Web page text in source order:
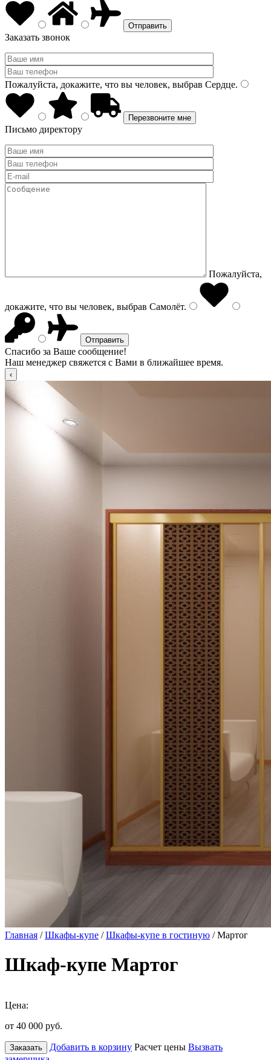
Заказать звонок
Пожалуйста, докажите, что вы человек, выбрав Сердце.
Письмо директору
Пожалуйста,
докажите, что вы человек, выбрав Самолёт.
Спасибо за Ваше сообщение!
Наш менеджер свяжется с Вами в ближайшее время.
Главная /Шкафы-купе /Шкафы-купе в гостиную / Мартог
Шкаф-купе Мартог
Цена:
от 40 000 руб.
Заказать Добавить в корзину Расчет цены Вызвать